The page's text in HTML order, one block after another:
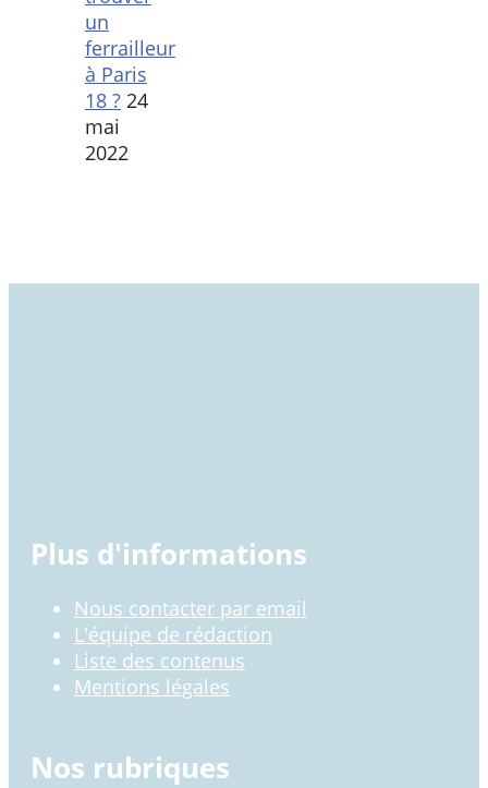
un
ferrailleur
à Paris
18 ? 24
mai
2022
Plus d'informations
Nous contacter par email
L'équipe de rédaction
Liste des contenus
Mentions légales
Nos rubriques